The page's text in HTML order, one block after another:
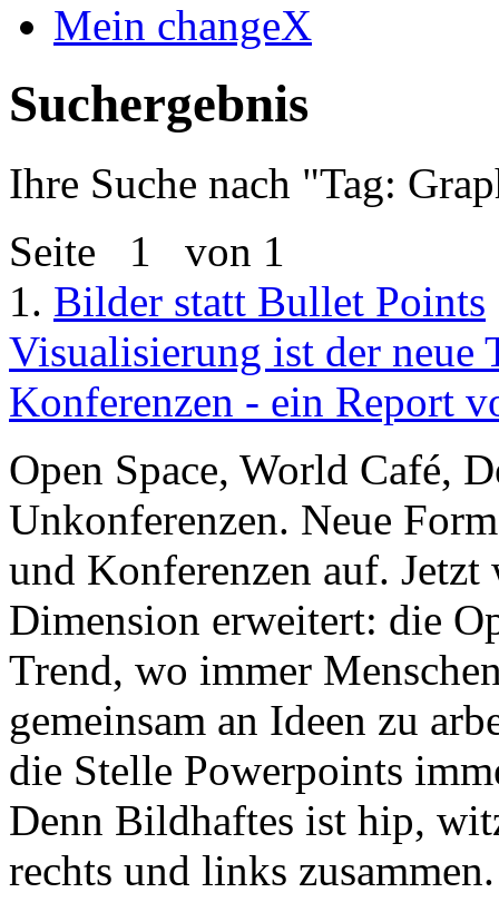
Mein changeX
Suchergebnis
Ihre Suche nach "Tag:
Seite 1 von 1
1. Bilder statt Bullet Points
Visualisierung ist der neue
Konferenzen - ein Report
Open Space, World Café,
Unkonferenzen. Neue
und Konferenzen auf.
Dimension erweitert: die
Trend, wo immer
gemeinsam an Ideen zu
die Stelle Powerpoints
Denn Bildhaftes ist hip,
rechts und links zusammen.